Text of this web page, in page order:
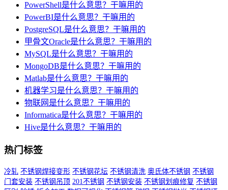
PowerShell是什么意思？干嘛用的
PowerBI是什么意思？干嘛用的
PostgreSQL是什么意思？干嘛用的
甲骨文Oracle是什么意思？干嘛用的
MySQL是什么意思？干嘛用的
MongoDB是什么意思？干嘛用的
Matlab是什么意思？干嘛用的
机器学习是什么意思？干嘛用的
物联网是什么意思？干嘛用的
Informatica是什么意思？干嘛用的
Hive是什么意思？干嘛用的
热门标签
冷轧 不锈钢焊接变形 不锈钢花坛 不锈钢清洗 奥氏体不锈钢 不锈钢
门套安装 不锈钢吊顶 201不锈钢 不锈钢安装 不锈钢划痕修复 不锈钢